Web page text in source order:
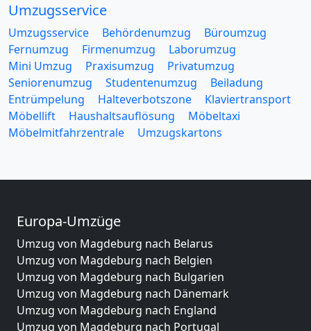
Umzugsservice
Umzugsservice Behördenumzug
Büroumzug
Fernumzug
Firmenumzug
Laborumzug
Mini Umzug
Praxisumzug
Privatumzug
Seniorenumzug
Studentenumzug
Beiladung
Entrümpelung
Halteverbotszone
Klaviertransport
Möbellift
Haushaltsauflösung
Möbeltaxi
Möbelmitfahrzentrale
Umzugskartons
Europa-Umzüge
Umzug von Magdeburg nach Belarus
Umzug von Magdeburg nach Belgien
Umzug von Magdeburg nach Bulgarien
Umzug von Magdeburg nach Dänemark
Umzug von Magdeburg nach England
Umzug von Magdeburg nach Portugal